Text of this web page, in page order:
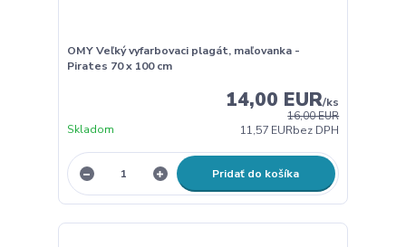
OMY Veľký vyfarbovaci plagát, maľovanka -
Pirates 70 x 100 cm
16,00 EUR
14,00 EUR/ks
11,57 EURbez DPH
Skladom
Pridať do košíka